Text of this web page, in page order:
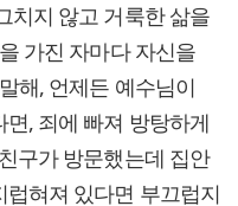
치지 않고 거룩한 삶을
가진 자마다 자신을
해, 언제든 예수님이
, 죄에 빠져 방탕하게
구가 방문했는데 집안
혀져 있다면 부끄럽지